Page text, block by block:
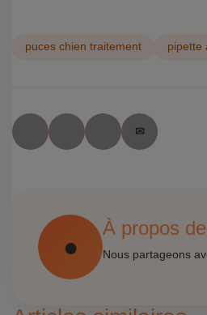
puces chien traitement pipette
À propos
Nous partageons